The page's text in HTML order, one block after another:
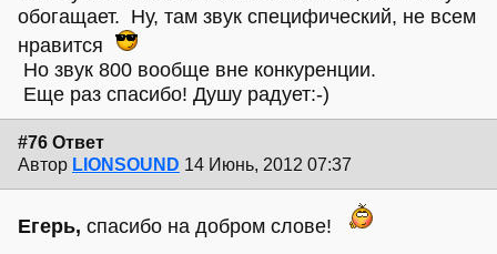
обогащает. Ну, там звук специфический, не всем
нравится
Но звук 800 вообще вне конкуренции.
Еще раз спасибо! Душу радует:-)
#76 Ответ
Автор LIONSOUND 14 Июнь, 2012 07:37
Егерь, спасибо на добром слове!